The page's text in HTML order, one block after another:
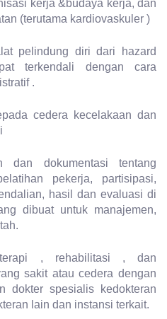
kerja &budaya kerja, dan
(terutama kardiovaskuler )
pelindung diri dari hazard
terkendali dengan cara
.
cedera kecelakaan dan
dan dokumentasi tentang
pekerja, partisipasi,
hasil dan evaluasi di
dibuat untuk manajemen,
terapi , rehabilitasi , dan
sakit atau cedera dengan
dokter spesialis kedokteran
lain dan instansi terkait.